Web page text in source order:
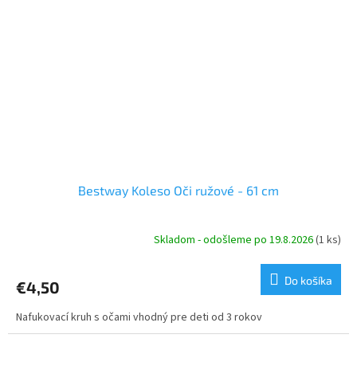
Bestway Koleso Oči ružové - 61 cm
Skladom - odošleme po 19.8.2026(1 ks)
€4,50 Do košíka
Nafukovací kruh s očami vhodný pre deti od 3 rokov